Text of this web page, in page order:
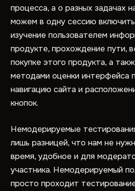
процесса, а о разных задачах
можем в одну сессию
изучение пользователем
продукте, прохождение пути,
покупке этого продукта, а
методами оценки интерфейса
навигацию сайта и
кнопок.
Немодерируемые
лишь разницей, что нам не
время, удобное и для
участника. Немодерируемый
просто проходит